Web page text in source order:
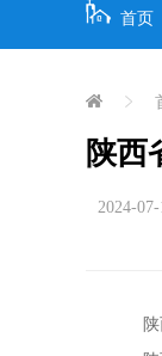
首页
陕西
2024-